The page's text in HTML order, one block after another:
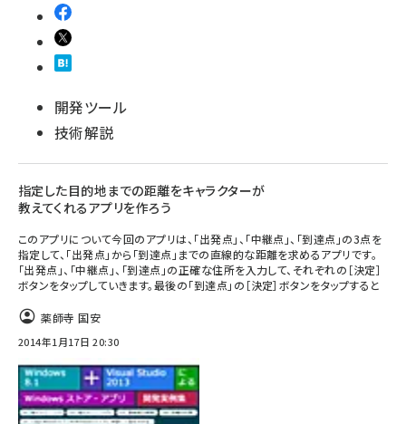
開発ツール
技術解説
指定した目的地までの距離をキャラクターが
教えてくれるアプリを作ろう
このアプリについて今回のアプリは、「出発点」、「中継点」、「到達点」の3点を
指定して、「出発点」から「到達点」までの直線的な距離を求めるアプリです。
「出発点」、「中継点」、「到達点」の正確な住所を入力して、それぞれの［決定］
ボタンをタップしていきます。最後の「到達点」の［決定］ボタンをタップすると
薬師寺 国安
2014年1月17日 20:30